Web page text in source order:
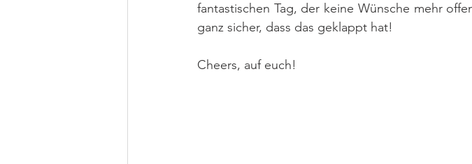
fantastischen Tag, der keine Wünsche mehr
ganz sicher, dass das geklappt hat!
Cheers, auf euch!